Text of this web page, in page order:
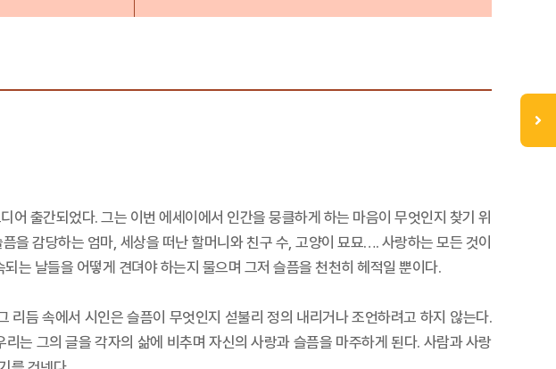
어 출간되었다. 그는 이번 에세이에서 인간을 뭉클하게 하는 마음이 무엇인지 찾기 위
을 감당하는 엄마, 세상을 떠난 할머니와 친구 수, 고양이 묘묘…. 사랑하는 모든 것이
는 날들을 어떻게 견뎌야 하는지 물으며 그저 슬픔을 천천히 헤적일 뿐이다.
듬 속에서 시인은 슬픔이 무엇인지 섣불리 정의 내리거나 조언하려고 하지 않는다.
는 그의 글을 각자의 삶에 비추며 자신의 사랑과 슬픔을 마주하게 된다. 사람과 사랑